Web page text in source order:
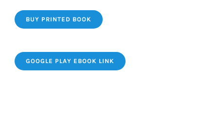
BUY PRINTED BOOK
GOOGLE PLAY EBOOK LINK